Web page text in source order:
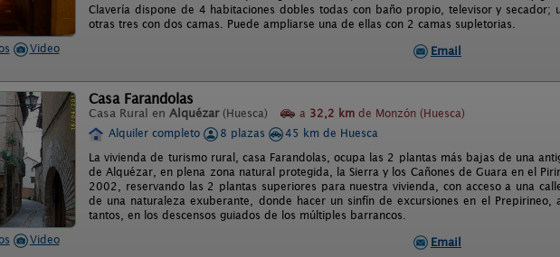
Video
Clavería dispone de 4 habitaciones dobles todas con baño propio, televisor y secador;
otras tres con dos camas. Puede ampliarse una de ellas con 2 camas supletorias.
Email
Video
Casa Farandolas
Casa Rural en Alquézar (Huesca) a 32,2 km de Monzón (Huesca)
Alquiler completo
8 plazas
45 km de Huesca
La vivienda de turismo rural, casa Farandolas, ocupa las 2 plantas más bajas de una
de Alquézar, en plena zona natural protegida, la Sierra y los Cañones de Guara en el
2002, reservando las 2 plantas superiores para nuestra vivienda, con acceso a una
de una naturaleza exuberante, donde hacer un sinfín de excursiones en el
tantos, en los descensos guiados de los múltiples barrancos.
Email